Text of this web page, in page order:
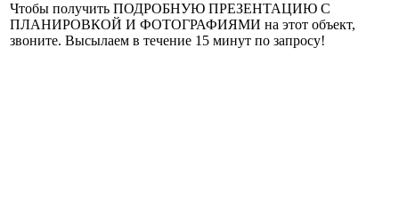
Чтобы получить ПОДРОБНУЮ ПРЕЗЕНТАЦИЮ С
ПЛАНИРОВКОЙ И ФОТОГРАФИЯМИ на этот объект,
звоните. Высылаем в течение 15 минут по запросу!